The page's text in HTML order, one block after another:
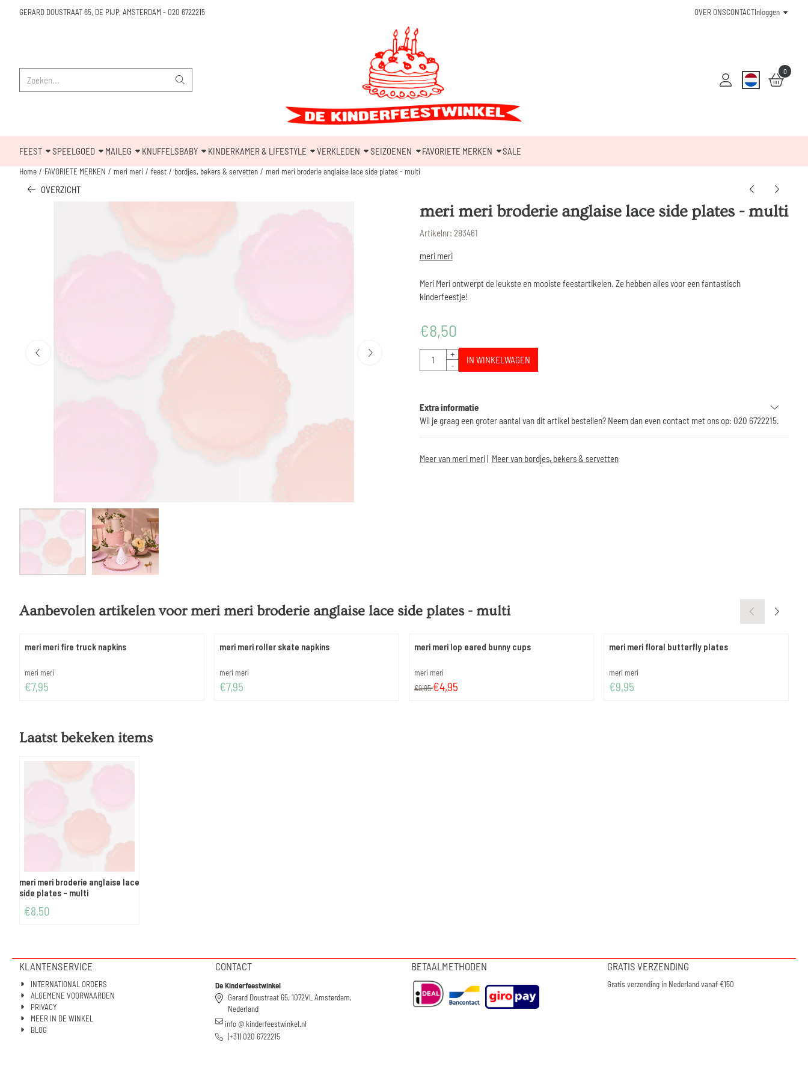
GERARD DOUSTRAAT 65, DE PIJP, AMSTERDAM - 020 6722215 OVER ONSCONTACTInloggen
0
FEEST SPEELGOED MAILEG KNUFFELSBABY KINDERKAMER & LIFESTYLE VERKLEDEN SEIZOENEN FAVORIETE MERKEN SALE
Home / FAVORIETE MERKEN / meri meri / feest / bordjes, bekers & servetten / meri meri broderie anglaise lace side plates - multi
OVERZICHT
meri meri broderie anglaise lace side plates - multi
Artikelnr: 283461
meri meri
Meri Meri ontwerpt de leukste en mooiste feestartikelen. Ze hebben alles voor een fantastisch
kinderfeestje!
€8,50
Aantal
+
-
IN WINKELWAGEN
Extra informatie
Wil je graag een groter aantal van dit artikel bestellen? Neem dan even contact met ons op: 020 6722215.
Meer van meri meri| Meer van bordjes, bekers & servetten
Aanbevolen artikelen voormeri meri broderie anglaise lace side plates - multi
meri meri fire truck napkins
Merk:
meri meri
Prijs: 7,95
€7,95
meri meri roller skate napkins
Merk:
meri meri
Prijs: 7,95
€7,95
meri meri lop eared bunny cups
Merk:
meri meri
Van 9,95 voor 4,95
€9,95€4,95
meri meri floral butterfly plates
Merk:
meri meri
Prijs: 9,95
€9,95
Laatst bekeken items
meri meri broderie anglaise lace
side plates - multi
€8,50
KLANTENSERVICE
INTERNATIONAL ORDERS
ALGEMENE VOORWAARDEN
PRIVACY
MEER IN DE WINKEL
BLOG
CONTACT
De Kinderfeestwinkel
Gerard Doustraat 65, 1072VL Amsterdam,
Nederland
info @ kinderfeestwinkel.nl
(+31) 020 6722215
BETAALMETHODEN GRATIS VERZENDING
Gratis verzending in Nederland vanaf €150